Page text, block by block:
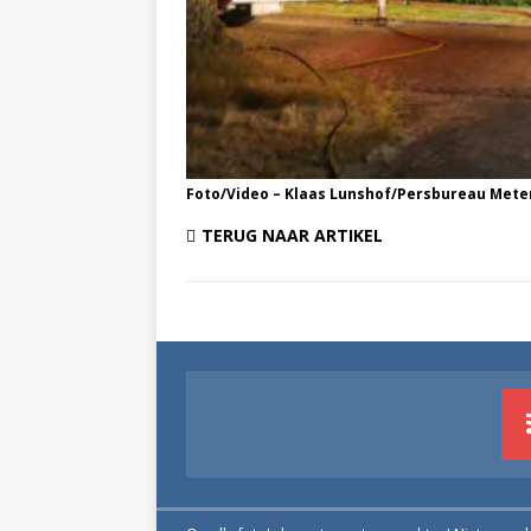
Foto/Video – Klaas Lunshof/Persbureau
TERUG NAAR ARTIKEL